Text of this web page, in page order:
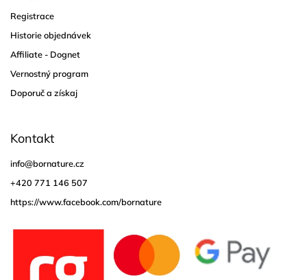
Registrace
Historie objednávek
Affiliate - Dognet
Vernostný program
Doporuč a získaj
Kontakt
info@bornature.cz
+420 771 146 507
https://www.facebook.com/bornature